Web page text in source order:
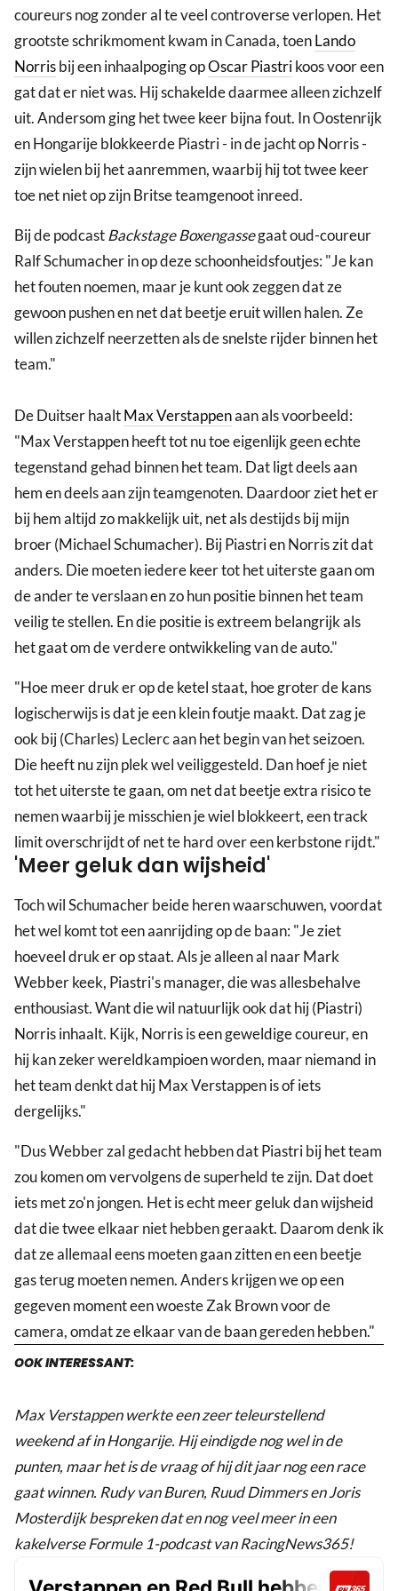
coureurs nog zonder al te veel controverse verlopen. Het
grootste schrikmoment kwam in Canada, toenLando
Norrisbij een inhaalpoging opOscar Piastrikoos voor een
gat dat er niet was. Hij schakelde daarmee alleen zichzelf
uit. Andersom ging het twee keer bijna fout. In Oostenrijk
en Hongarije blokkeerde Piastri - in de jacht op Norris -
zijn wielen bij het aanremmen, waarbij hij tot twee keer
toe net niet op zijn Britse teamgenoot inreed.
Bij de podcastBackstage Boxengassegaat oud-coureur
Ralf Schumacher in op deze schoonheidsfoutjes: "Je kan
het fouten noemen, maar je kunt ook zeggen dat ze
gewoon pushen en net dat beetje eruit willen halen. Ze
willen zichzelf neerzetten als de snelste rijder binnen het
team."
De Duitser haaltMax Verstappenaan als voorbeeld:
"Max Verstappen heeft tot nu toe eigenlijk geen echte
tegenstand gehad binnen het team. Dat ligt deels aan
hem en deels aan zijn teamgenoten. Daardoor ziet het er
bij hem altijd zo makkelijk uit, net als destijds bij mijn
broer (Michael Schumacher). Bij Piastri en Norris zit dat
anders. Die moeten iedere keer tot het uiterste gaan om
de ander te verslaan en zo hun positie binnen het team
veilig te stellen. En die positie is extreem belangrijk als
het gaat om de verdere ontwikkeling van de auto."
"Hoe meer druk er op de ketel staat, hoe groter de kans
logischerwijs is dat je een klein foutje maakt. Dat zag je
ook bij (Charles) Leclerc aan het begin van het seizoen.
Die heeft nu zijn plek wel veiliggesteld. Dan hoef je niet
tot het uiterste te gaan, om net dat beetje extra risico te
nemen waarbij je misschien je wiel blokkeert, een track
limit overschrijdt of net te hard over een kerbstone rijdt."
'Meer geluk dan wijsheid'
Toch wil Schumacher beide heren waarschuwen, voordat
het wel komt tot een aanrijding op de baan: "Je ziet
hoeveel druk er op staat. Als je alleen al naar Mark
Webber keek, Piastri's manager, die was allesbehalve
enthousiast. Want die wil natuurlijk ook dat hij (Piastri)
Norris inhaalt. Kijk, Norris is een geweldige coureur, en
hij kan zeker wereldkampioen worden, maar niemand in
het team denkt dat hij Max Verstappen is of iets
dergelijks."
"Dus Webber zal gedacht hebben dat Piastri bij het team
zou komen om vervolgens de superheld te zijn. Dat doet
iets met zo'n jongen. Het is echt meer geluk dan wijsheid
dat die twee elkaar niet hebben geraakt. Daarom denk ik
dat ze allemaal eens moeten gaan zitten en een beetje
gas terug moeten nemen. Anders krijgen we op een
gegeven moment een woeste Zak Brown voor de
camera, omdat ze elkaar van de baan gereden hebben."
OOK INTERESSANT:
Max Verstappen werkte een zeer teleurstellend
weekend af in Hongarije. Hij eindigde nog wel in de
punten, maar het is de vraag of hij dit jaar nog een race
gaat winnen. Rudy van Buren, Ruud Dimmers en Joris
Mosterdijk bespreken dat en nog veel meer in een
kakelverse Formule 1-podcast van RacingNews365!